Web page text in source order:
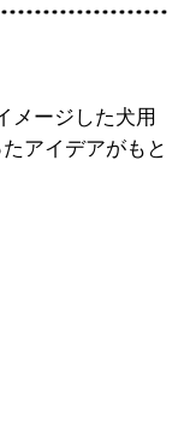
メージした犬用
アイデアがもと